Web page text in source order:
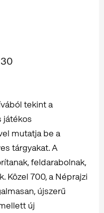
tekint a
játékos
mutatja be a
tárgyakat. A
feldarabolnak,
Közel 700, a Néprajzi
újszerű
új